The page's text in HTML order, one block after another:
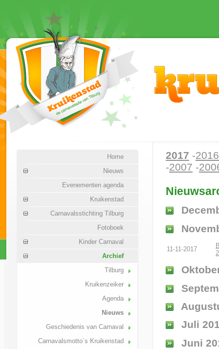
Home
Nieuws
Evenementen agenda
Kruikenstad
Carnavalsstichting Tilburg
Fotoboek
Kinder Carnaval
Archief
Tilburg
Kruikenzeiker
Agenda
Nieuws
Geschiedenis van Carnaval
Carnavalsmotto´s Kruikenstad
2017 -2016
-2007 -
11-11-2017
Juli
Juni